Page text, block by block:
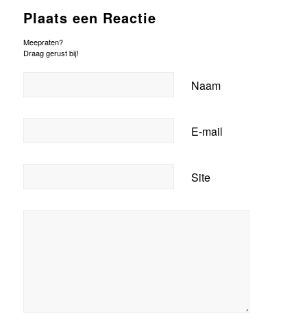
Plaats een Reactie
Meepraten?
Draag gerust bij!
Naam
E-mail
Site